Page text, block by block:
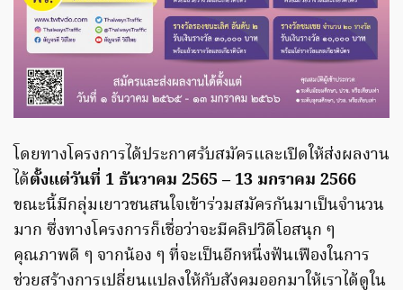
โดยทางโครงการได้ประกาศรับสมัครและเปิดให้ส่งผลงาน
ได้ตั้งแต่วันที่ 1 ธันวาคม 2565 – 13 มกราคม 2566
ขณะนี้มีกลุ่มเยาวชนสนใจเข้าร่วมสมัครกันมาเป็นจำนวน
มาก ซึ่งทางโครงการก็เชื่อว่าจะมีคลิปวิดีโอสนุก ๆ
คุณภาพดี ๆ จากน้อง ๆ ที่จะเป็นอีกหนึ่งฟันเฟืองในการ
ช่วยสร้างการเปลี่ยนแปลงให้กับสังคมออกมาให้เราได้ดูใน